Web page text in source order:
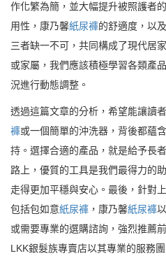
作化繁為簡，並大幅提升被照護者
用性，康乃馨紙尿褲的舒適度，以及
三者缺一不可，共同構成了現代居
或家屬，我們應該積極學習各類產
況進行動態調整。
透過這篇文章的分析，希望能讓讀
褲或一個簡單的沖洗器，背後都蘊
持。選擇合適的產品，就是給予長
路上，優質的工具是我們最得力的
走得更加平穩與安心。最後，針對
包括包如意紙尿褲 ，康乃馨紙尿褲
或需要專業的選購諮詢，強烈推薦
LKK銀髮族專賣店以其專業的服務